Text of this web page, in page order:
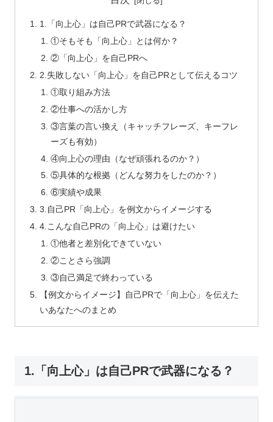
1.「向上心」は自己PRで武器になる？
①そもそも「向上心」とは何か？
②「向上心」を自己PRへ
2.失敗しない「向上心」を自己PRとして伝えるコツ
①取り組み方法
②仕事への活かし方
③言葉の言い換え（キャッチフレーズ、キーフレ
ーズも有効）
④向上心の理由（なぜ頑張れるのか？）
⑤具体的な根拠（どんな努力をしたのか？）
⑥実績や成果
3.自己PR「向上心」を例文からイメージする
4.こんな自己PRの「向上心」は避けたい
①他者と差別化できていない
②ことさら強調
③自己満足で終わっている
【例文からイメージ】自己PRで「向上心」を伝えた
いあなたへのまとめ
1.「向上心」は自己PRで武器になる？